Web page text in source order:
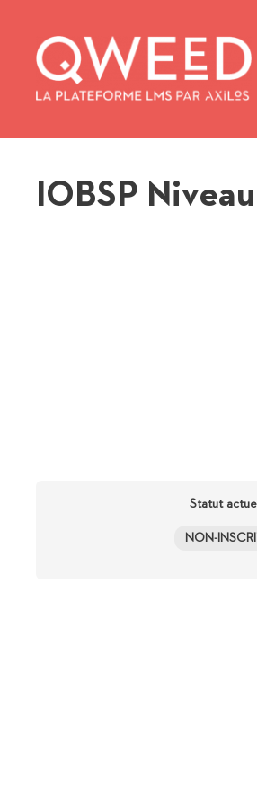
contenu
IOBSP
Statut actuel
NON-INSCRIT